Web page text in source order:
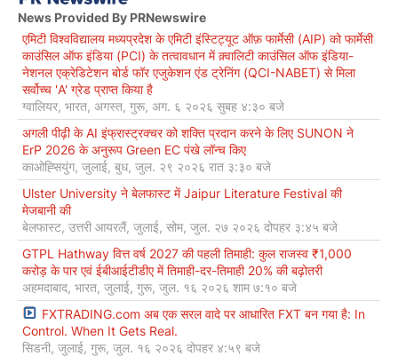
News Provided By PRNewswire
एमिटी विश्वविद्यालय मध्यप्रदेश के एमिटी इंस्टिट्यूट ऑफ़ फार्मेसी (AIP) को फार्मेसी
काउंसिल ऑफ इंडिया (PCI) के तत्वावधान में क़्वालिटी काउंसिल ऑफ इंडिया-
नेशनल एक्रेडिटेशन बोर्ड फॉर एजुकेशन एंड ट्रेनिंग (QCI-NABET) से मिला
सर्वोच्च 'A' ग्रेड प्राप्त किया है
ग्वालियर, भारत, अगस्त, गुरू, अग. ६ २०२६ सुबह ४:३० बजे
अगली पीढ़ी के AI इंफ्रास्ट्रक्चर को शक्ति प्रदान करने के लिए SUNON ने
ErP 2026 के अनुरूप Green EC पंखे लॉन्च किए
काओह्सियुंग, जुलाई, बुध, जुल. २९ २०२६ रात ३:३० बजे
Ulster University ने बेलफास्ट में Jaipur Literature Festival की
मेजबानी की
बेलफास्ट, उत्तरी आयरलैं, जुलाई, सोम, जुल. २७ २०२६ दोपहर ३:४५ बजे
GTPL Hathway वित्त वर्ष 2027 की पहली तिमाही: कुल राजस्व ₹1,000
करोड़ के पार एवं ईबीआईटीडीए में तिमाही-दर-तिमाही 20% की बढ़ोतरी
अहमदाबाद, भारत, जुलाई, गुरू, जुल. १६ २०२६ शाम ७:१० बजे
FXTRADING.com अब एक सरल वादे पर आधारित FXT बन गया है: In
Control. When It Gets Real.
सिडनी, जुलाई, गुरू, जुल. १६ २०२६ दोपहर ४:५९ बजे